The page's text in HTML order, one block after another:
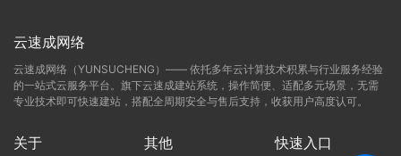
云速成网络
云速成网络（YUNSUCHENG）—— 依托多年云计算技术积累与行业服务经验
的一站式云服务平台。旗下云速成建站系统，操作简便、适配多元场景，无需
专业技术即可快速建站，搭配全周期安全与售后支持，收获用户高度认可。
关于 其他 快速入口